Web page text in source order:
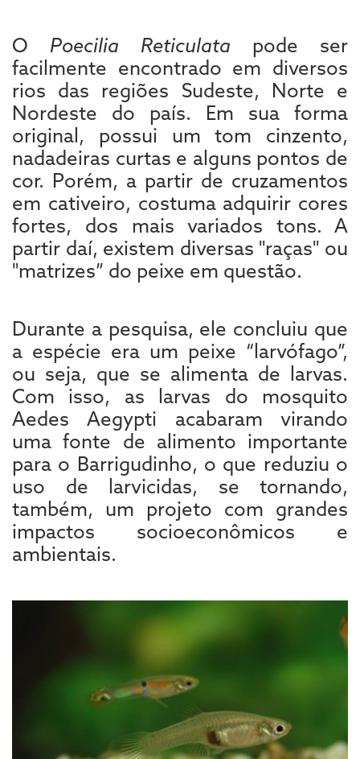
O Poecilia Reticulata pode ser
facilmente encontrado em diversos
rios das regiões Sudeste, Norte e
Nordeste do país. Em sua forma
original, possui um tom cinzento,
nadadeiras curtas e alguns pontos de
cor. Porém, a partir de cruzamentos
em cativeiro, costuma adquirir cores
fortes, dos mais variados tons. A
partir daí, existem diversas "raças" ou
"matrizes” do peixe em questão.
Durante a pesquisa, ele concluiu que
a espécie era um peixe “larvófago”,
ou seja, que se alimenta de larvas.
Com isso, as larvas do mosquito
Aedes Aegypti acabaram virando
uma fonte de alimento importante
para o Barrigudinho, o que reduziu o
uso de larvicidas, se tornando,
também, um projeto com grandes
impactos socioeconômicos e
ambientais.